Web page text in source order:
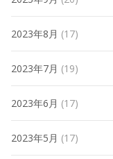
2023年8月 (17)
2023年7月 (19)
2023年6月 (17)
2023年5月 (17)